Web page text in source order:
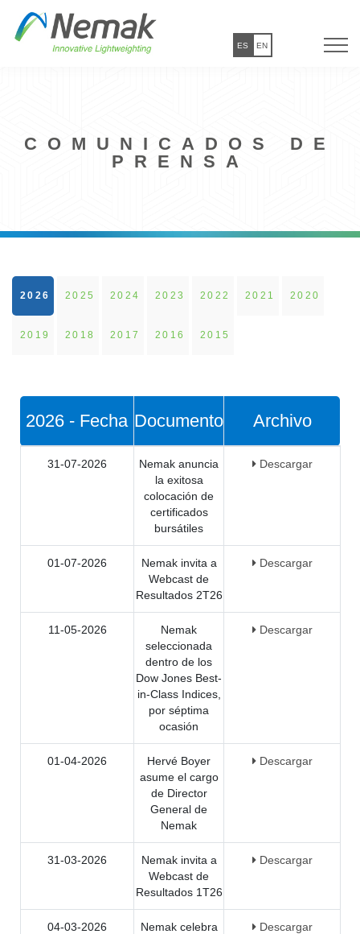
ES EN
COMUNICADOS DE
PRENSA
2026 2025 2024 2023 2022 2021 2020
2019 2018 2017 2016 2015
2026 - Fecha Documento Archivo
31-07-2026
Nemak anuncia
la exitosa
colocación de
certificados
bursátiles
Descargar
01-07-2026
Nemak invita a
Webcast de
Resultados 2T26
Descargar
11-05-2026
Nemak
seleccionada
dentro de los
Dow Jones Best-
in-Class Indices,
por séptima
ocasión
Descargar
01-04-2026
Hervé Boyer
asume el cargo
de Director
General de
Nemak
Descargar
31-03-2026
Nemak invita a
Webcast de
Resultados 1T26
Descargar
04-03-2026
Nemak celebra
Descargar